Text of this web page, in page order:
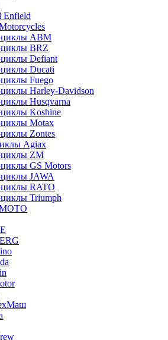
Enfield
ABM
BRZ
Defiant
Ducati
Fuego
Harley-Davidson
Husqvarna
Koshine
Motax
Zontes
Agiax
ZM
GS Motors
JAWA
RATO
Triumph